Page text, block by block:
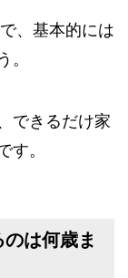
、基本的には
。
できるだけ家
す。
は何歳ま